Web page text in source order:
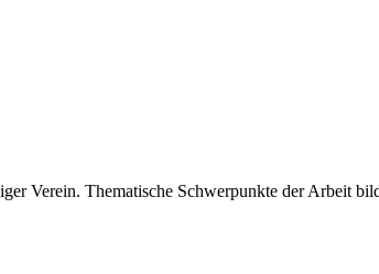
Verein. Thematische Schwerpunkte der Arbeit